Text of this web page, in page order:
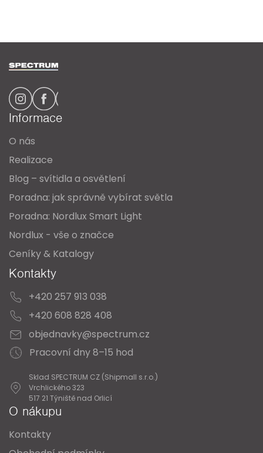
Informace
O nás
Realizace
Blog – svítidla a osvětlení
Poradna: jak správně vybírat světla
Poradna: Nordlux Smart Light
Nordlux - vše o značce
Ceníky & Katalogy
Kontakty
+420 257 913 038
+420 608 828 408
objednavky@spectrum.cz
Pracovní dny 8–15 hod
Sklad SPECTRUM CZ (Shipmall s.r.o.)
Vrchlického 323
517 21 Týniště nad Orlicí
O nákupu
Kontakty